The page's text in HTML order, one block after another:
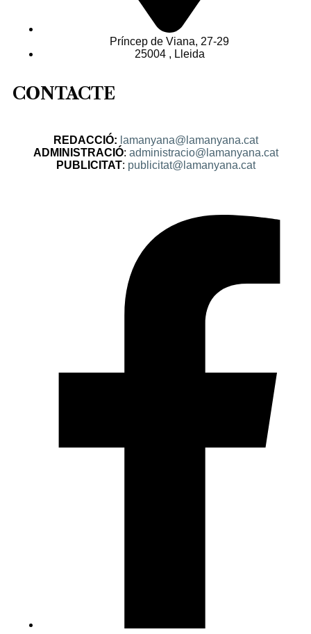
Príncep de Viana, 27-29
25004 , Lleida
CONTACTE
REDACCIÓ: lamanyana@lamanyana.cat
ADMINISTRACIÓ: administracio@lamanyana.cat
PUBLICITAT: publicitat@lamanyana.cat